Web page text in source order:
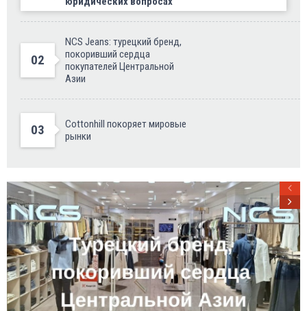
02
NCS Jeans: турецкий бренд,
покоривший сердца
покупателей Центральной
Азии
03
Cottonhill покоряет мировые
рынки